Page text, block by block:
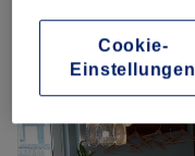
Cookie-
Einstellungen